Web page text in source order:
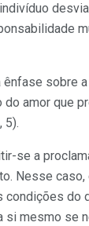
ênfase sobre
do amor que
5).
se a
Nesse caso,
condições do
si mesmo se